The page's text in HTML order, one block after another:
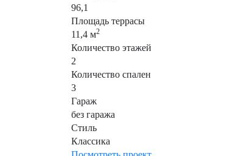
96,1
Площадь террасы
11,4 м2
Количество этажей
2
Количество спален
3
Гараж
без гаража
Стиль
Классика